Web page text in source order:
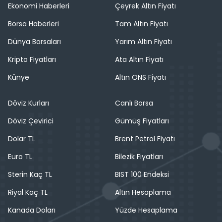
Ekonomi Haberleri
Borsa Haberleri
Dünya Borsaları
Kripto Fiyatları
Künye
Çeyrek Altın Fiyatı
Tam Altın Fiyatı
Yarım Altın Fiyatı
Ata Altın Fiyatı
Altın ONS Fiyatı
Döviz Kurları
Döviz Çevirici
Dolar TL
Euro TL
Sterin Kaç TL
Riyal Kaç TL
Kanada Doları
Canlı Borsa
Gümüş Fiyatları
Brent Petrol Fiyatı
Bilezik Fiyatları
BIST 100 Endeksi
Altın Hesaplama
Yüzde Hesaplama